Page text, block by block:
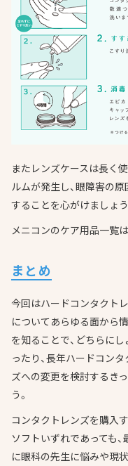
またレンズケースは長く
ルムが発生し、眼障害の
することを心がけましょう
メニコンのケア用品一覧は
まとめ
今回はハードコンタクト
についてあらゆる面から
を知ることで、どちらに
ったり、長年ハードコン
ズへの変更を検討するき
う。
コンタクトレンズを購入
ソフトいずれであっても
に眼科の先生に悩みや現